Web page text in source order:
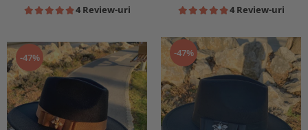
4 Review-uri 4 Review-uri
-47% -47%